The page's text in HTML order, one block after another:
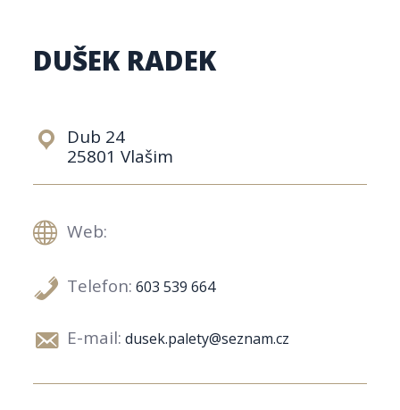
DUŠEK RADEK
Dub 24
25801 Vlašim
Web:
Telefon: 603 539 664
E-mail: dusek.palety@seznam.cz